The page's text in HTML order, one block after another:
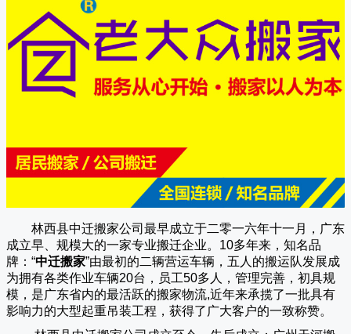
林西县中迁搬家公司 最早成立于二零一六年十一月，广东
成立早、规模大的一家专业搬迁企业。10多年来，知名品
牌：“中迁搬家”由最初的二辆营运车辆，五人的搬运队发展成
为拥有各类作业车辆20台，员工50多人，管理完善，初具规
模，是广东省内的最活跃的搬家物流,近年来承揽了一批具有
影响力的大型起重吊装工程，获得了广大客户的一致称赞。